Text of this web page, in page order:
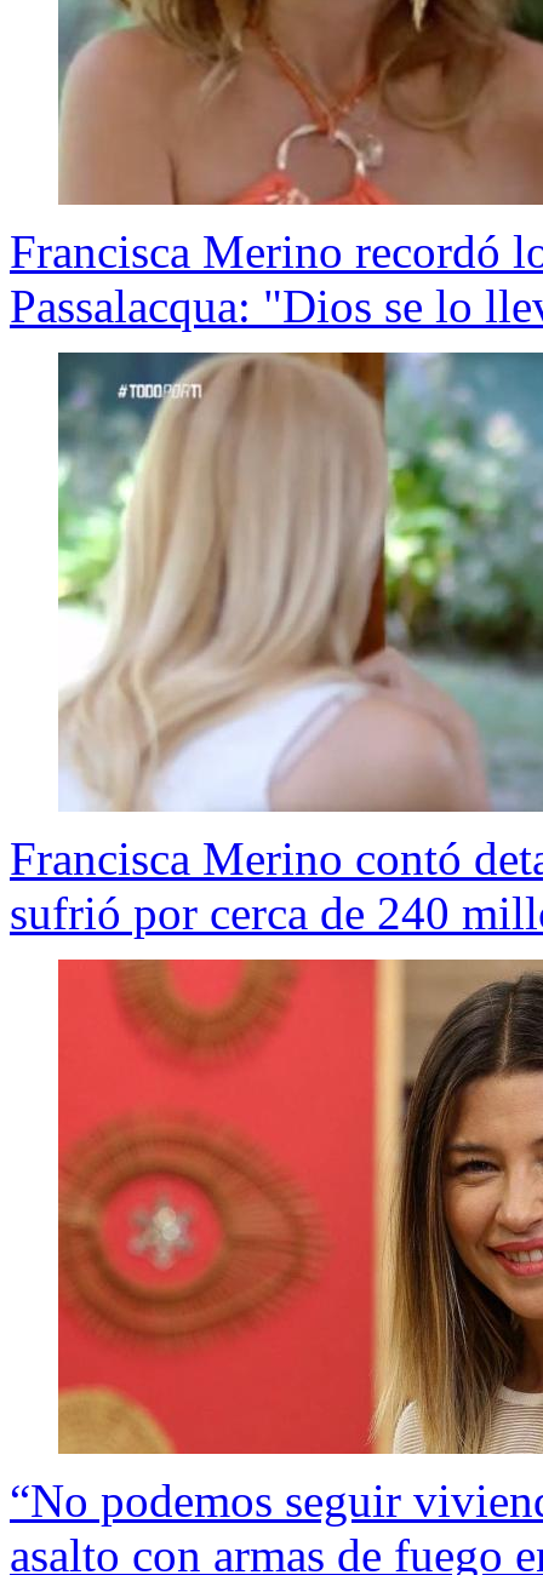
Francisca Merino recordó
Passalacqua: "Dios se lo
Francisca Merino contó
sufrió por cerca de 240
“No podemos seguir
asalto con armas de fuego